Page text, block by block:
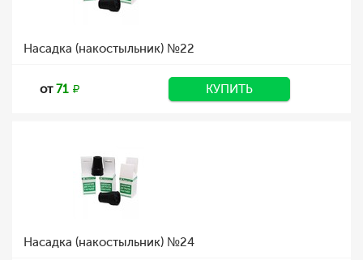
Насадка (накостыльник) №22
от71 КУПИТЬ
Насадка (накостыльник) №24